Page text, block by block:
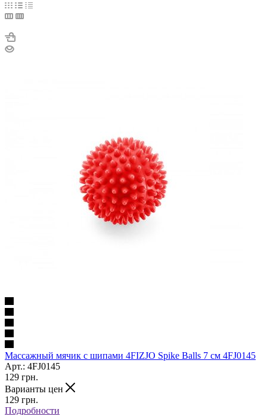
Массажный мячик с шипами 4FIZJO Spike Balls 7 см 4FJ0145
Арт.: 4FJ0145
129 грн.
Варианты цен
129 грн.
Подробности